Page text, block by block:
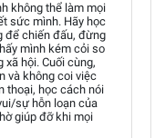
không thể làm mọi
sức mình. Hãy học
để chiến đấu, đừng
mình kém cỏi so
xã hội. Cuối cùng,
và không coi việc
thoại, học cách nói
sự hỗn loạn của
giúp đỡ khi mọi